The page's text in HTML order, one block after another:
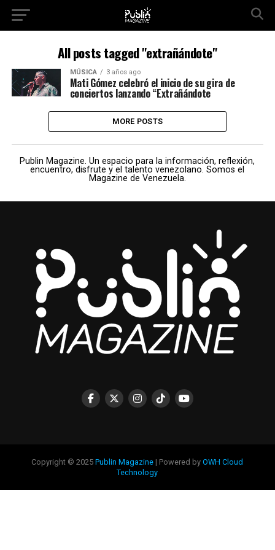
All posts tagged "extrañándote"
MÚSICA 3 años ago
Mati Gómez celebró el inicio de su gira de
conciertos lanzando “Extrañándote
MORE POSTS
Publin Magazine. Un espacio para la información, reflexión,
encuentro, disfrute y el talento venezolano. Somos el
Magazine de Venezuela.
Copyright © 2025Publin Magazine | Powered byOWH Cloud
Technology